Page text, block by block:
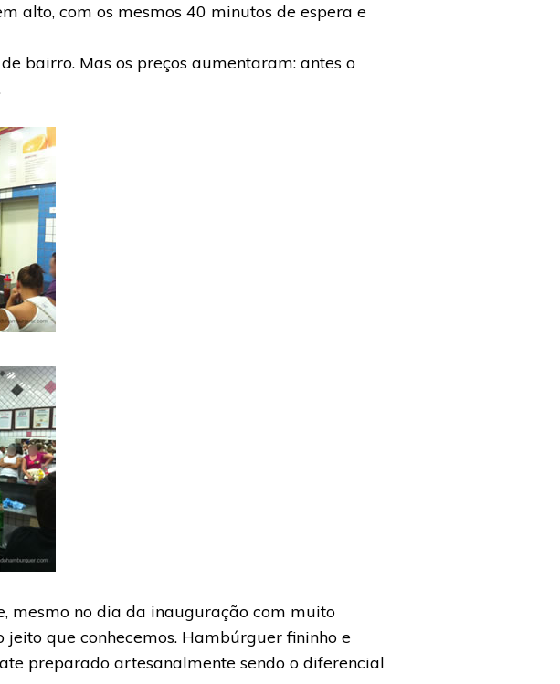
alto, com os mesmos 40 minutos de espera e
bairro. Mas os preços aumentaram: antes o
mesmo no dia da inauguração com muito
que conhecemos. Hambúrguer fininho e
preparado artesanalmente sendo o diferencial